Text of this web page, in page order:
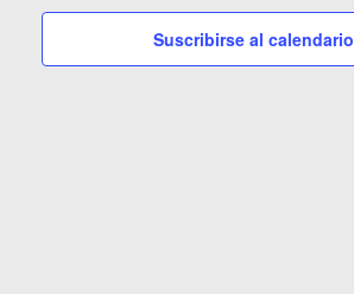
Suscribirse al calendario